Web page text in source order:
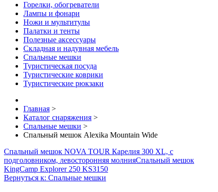
Горелки, обогреватели
Лампы и фонари
Ножи и мультитулы
Палатки и тенты
Полезные аксессуары
Складная и надувная мебель
Спальные мешки
Туристическая посуда
Туристические коврики
Туристические рюкзаки
Главная >
Каталог снаряжения >
Спальные мешки >
Спальный мешок Alexika Mountain Wide
Спальный мешок NOVA TOUR Карелия 300 XL, с
подголовником, левосторонняя молнияСпальный мешок
KingCamp Explorer 250 KS3150
Вернуться к: Спальные мешки